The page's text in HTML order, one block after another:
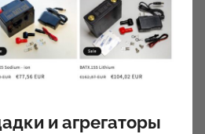
и агрегаторы